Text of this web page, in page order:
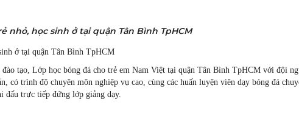
nhỏ, học sinh ở tại quận Tân Bình TpHCM
ở tại quận Tân Bình TpHCM
tạo, Lớp học bóng đá cho trẻ em Nam Việt tại quận Tân Bình TpHCM với đội
trình độ chuyên môn nghiệp vụ cao, cùng các huấn luyện viên dạy bóng đá
đấu trực tiếp đứng lớp giảng dạy.